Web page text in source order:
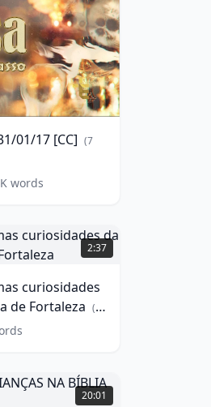
01/17 [CC] (7
words
2:37
curiosidades
de Fortaleza (11
20:01